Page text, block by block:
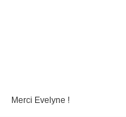
Merci Evelyne !